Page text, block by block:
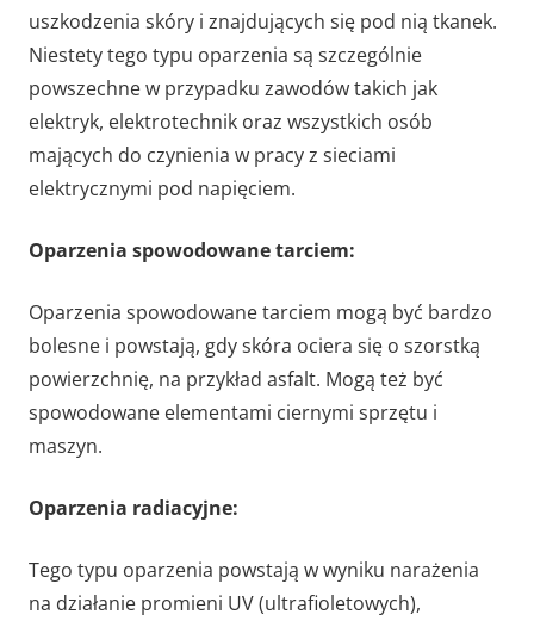
uszkodzenia skóry i znajdujących się pod nią tkanek.
Niestety tego typu oparzenia są szczególnie
powszechne w przypadku zawodów takich jak
elektryk, elektrotechnik oraz wszystkich osób
mających do czynienia w pracy z sieciami
elektrycznymi pod napięciem.
Oparzenia spowodowane tarciem:
Oparzenia spowodowane tarciem mogą być bardzo
bolesne i powstają, gdy skóra ociera się o szorstką
powierzchnię, na przykład asfalt. Mogą też być
spowodowane elementami ciernymi sprzętu i
maszyn.
Oparzenia radiacyjne:
Tego typu oparzenia powstają w wyniku narażenia
na działanie promieni UV (ultrafioletowych),